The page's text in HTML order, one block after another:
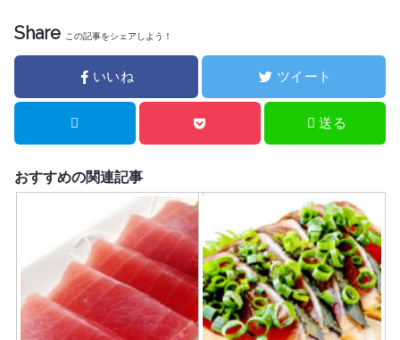
Share この記事をシェアしよう！
いいね ツイート
送る
おすすめの関連記事